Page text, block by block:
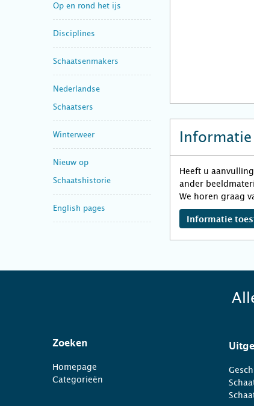
Op en rond het ijs
Disciplines
Schaatsenmakers
Nederlandse
Schaatsers
Winterweer
Nieuw op
Schaatshistorie
English pages
Heeft u
ander
We horen graag
Informatie
Zoeken
Homepage
Categorieën